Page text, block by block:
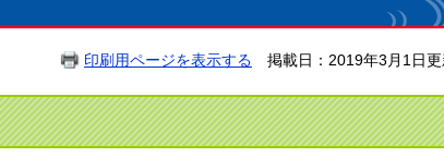
印刷用ページを表示する 掲載日：2019年3月1日